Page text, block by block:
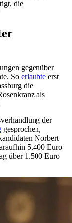
die
gegenüber
So erlaubte erst
die
als
der
gesprochen,
Norbert
5.400 Euro
über 1.500 Euro